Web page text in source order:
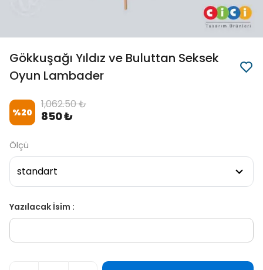
Gökkuşağı Yıldız ve Buluttan Seksek
Oyun Lambader
%20
1,062.50 ₺
850 ₺
Ölçü
Yazılacak İsim :